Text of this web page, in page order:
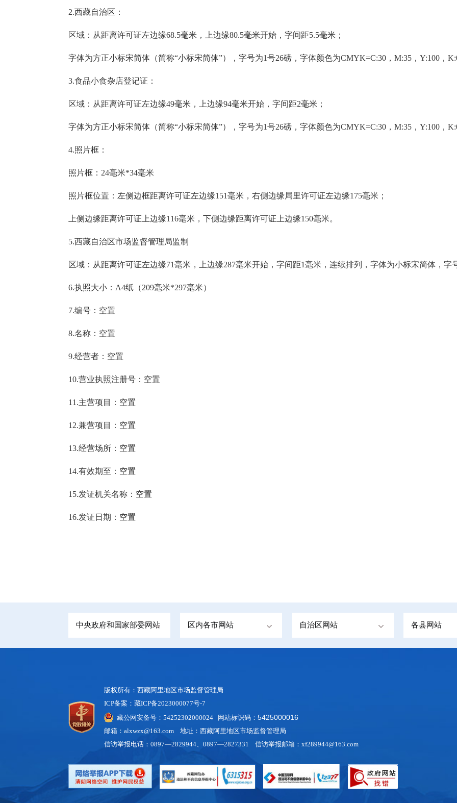
2.西藏自治区：
区域：从距离许可证左边缘68.5毫米，上边缘80.5毫米开始，字间距5.5毫米；
字体为方正小标宋简体（简称“小标宋简体”），字号为1号26磅，字体颜色为CMYK=C:30，M:35，Y:100，
3.食品小食杂店登记证：
区域：从距离许可证左边缘49毫米，上边缘94毫米开始，字间距2毫米；
字体为方正小标宋简体（简称“小标宋简体”），字号为1号26磅，字体颜色为CMYK=C:30，M:35，Y:100，
4.照片框：
照片框： 24毫米*34毫米
照片框位置：左侧边框距离许可证左边缘151毫米，右侧边缘局里许可证左边缘175毫米；
上侧边缘距离许可证上边缘116毫米，下侧边缘距离许可证上边缘150毫米。
5.西藏自治区市场监督管理局监制
区域：从距离许可证左边缘71毫米，上边缘287毫米开始，字间距1毫米，连续排列，字体为小标宋简体，字
6.执照大小：A4纸（209毫米*297毫米）
7.编号：空置
8.名称：空置
9.经营者：空置
10.营业执照注册号：空置
11.主营项目：空置
12.兼营项目：空置
13.经营场所：空置
14.有效期至：空置
15.发证机关名称：空置
16.发证日期：空置
中央政府和国家部委网站 区内各市网站 自治区网站 各县网站
版权所有：西藏阿里地区市场监督管理局
ICP备案：藏ICP备2023000077号-7
藏公网安备号：54252302000024 网站标识码：5425000016
邮箱：alxwzx@163.com 地址：西藏阿里地区市场监督管理局
信访举报电话：0897—2829944、0897—2827331 信访举报邮箱：xf289944@163.com